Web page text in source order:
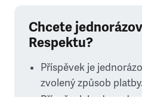
Chcete
Respektu?
Příspěvek je
zvolený způsob platby.